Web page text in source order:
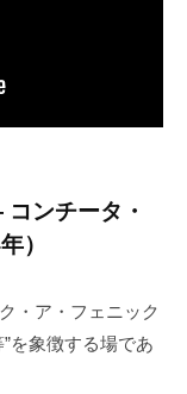
ンチータ・
）
・ア・フェニック
を象徴する場であ